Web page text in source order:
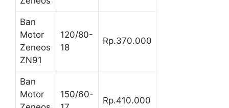
Ban
Motor
Zeneos
ZN91
120/80-
18
Rp.370.000
Ban
Motor
150/60-
Rp.410.000